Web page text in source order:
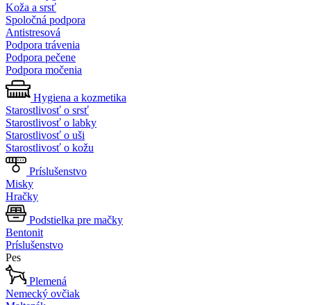
Koža a srsť
Spoločná podpora
Antistresová
Podpora trávenia
Podpora pečene
Podpora močenia
Hygiena a kozmetika
Starostlivosť o srsť
Starostlivosť o labky
Starostlivosť o uši
Starostlivosť o kožu
Príslušenstvo
Misky
Hračky
Podstielka pre mačky
Bentonit
Príslušenstvo
Pes
Plemená
Nemecký ovčiak